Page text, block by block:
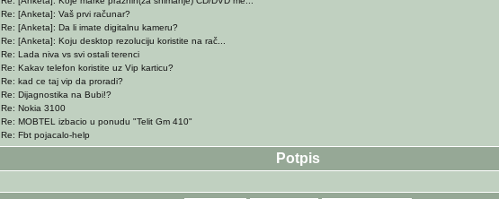
Re: [Anketa]: Vaš prvi računar?
Re: [Anketa]: Da li imate digitalnu kameru?
Re: [Anketa]: Koju desktop rezoluciju koristite na rač...
Re: Lada niva vs svi ostali terenci
Re: Kakav telefon koristite uz Vip karticu?
Re: kad ce taj vip da proradi?
Re: Dijagnostika na Bubi!?
Re: Nokia 3100
Re: MOBTEL izbacio u ponudu "Telit Gm 410"
Re: Fbt pojacalo-help
Potpis